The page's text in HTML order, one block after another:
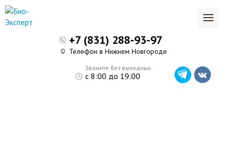
Звоните без выходных
с 8:00 до 19:00
+7 (831) 288-93-97
Телефон в Нижнем Новгороде